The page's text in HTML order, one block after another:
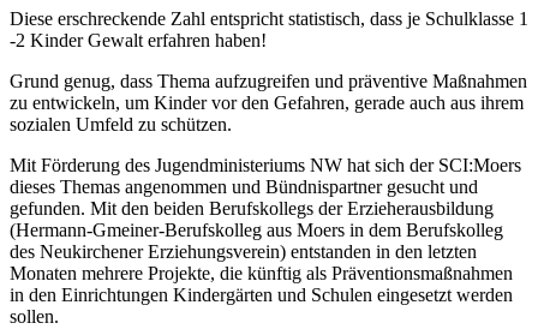
Diese erschreckende Zahl entspricht statistisch, dass je Schulklasse 1
-2 Kinder Gewalt erfahren haben!
Grund genug, dass Thema aufzugreifen und präventive Maßnahmen
zu entwickeln, um Kinder vor den Gefahren, gerade auch aus ihrem
sozialen Umfeld zu schützen.
Mit Förderung des Jugendministeriums NW hat sich der SCI:Moers
dieses Themas angenommen und Bündnispartner gesucht und
gefunden. Mit den beiden Berufskollegs der Erzieherausbildung
(Hermann-Gmeiner-Berufskolleg aus Moers in dem Berufskolleg
des Neukirchener Erziehungsverein) entstanden in den letzten
Monaten mehrere Projekte, die künftig als Präventionsmaßnahmen
in den Einrichtungen Kindergärten und Schulen eingesetzt werden
sollen.